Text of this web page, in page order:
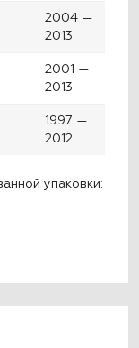
2004 —
2013
2001 —
2013
1997 —
2012
упаковки: